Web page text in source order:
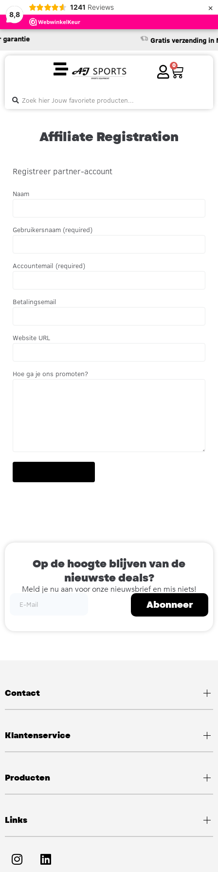
8,8
1241 Reviews ×
Gratis verzending in
0
Affiliate Registration
Registreer partner-account
Naam
Gebruikersnaam (required)
Accountemail (required)
Betalingsemail
Website URL
Hoe ga je ons promoten?
Op de hoogte blijven van de
nieuwste deals?
Meld je nu aan voor onze nieuwsbrief en mis niets!
Abonneer
Contact
Klantenservice
Producten
Links